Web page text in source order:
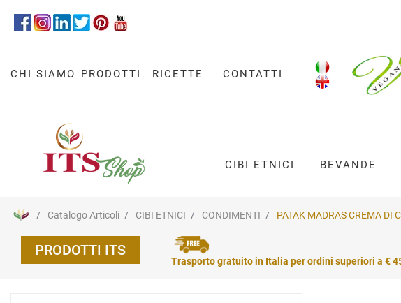
CHI SIAMO PRODOTTI RICETTE CONTATTI
CIBI ETNICI BEVANDE
Catalogo Articoli CIBI ETNICI CONDIMENTI PATAK MADRAS CREMA DI
PRODOTTI ITS
Trasporto gratuito in Italia per ordini superiori a €